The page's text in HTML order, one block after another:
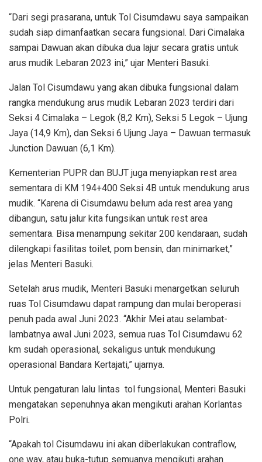
“Dari segi prasarana, untuk Tol Cisumdawu saya sampaikan
sudah siap dimanfaatkan secara fungsional. Dari Cimalaka
sampai Dawuan akan dibuka dua lajur secara gratis untuk
arus mudik Lebaran 2023 ini,” ujar Menteri Basuki.
Jalan Tol Cisumdawu yang akan dibuka fungsional dalam
rangka mendukung arus mudik Lebaran 2023 terdiri dari
Seksi 4 Cimalaka – Legok (8,2 Km), Seksi 5 Legok – Ujung
Jaya (14,9 Km), dan Seksi 6 Ujung Jaya – Dawuan termasuk
Junction Dawuan (6,1 Km).
Kementerian PUPR dan BUJT juga menyiapkan rest area
sementara di KM 194+400 Seksi 4B untuk mendukung arus
mudik. “Karena di Cisumdawu belum ada rest area yang
dibangun, satu jalur kita fungsikan untuk rest area
sementara. Bisa menampung sekitar 200 kendaraan, sudah
dilengkapi fasilitas toilet, pom bensin, dan minimarket,”
jelas Menteri Basuki.
Setelah arus mudik, Menteri Basuki menargetkan seluruh
ruas Tol Cisumdawu dapat rampung dan mulai beroperasi
penuh pada awal Juni 2023. “Akhir Mei atau selambat-
lambatnya awal Juni 2023, semua ruas Tol Cisumdawu 62
km sudah operasional, sekaligus untuk mendukung
operasional Bandara Kertajati,” ujarnya.
Untuk pengaturan lalu lintas tol fungsional, Menteri Basuki
mengatakan sepenuhnya akan mengikuti arahan Korlantas
Polri.
“Apakah tol Cisumdawu ini akan diberlakukan contraflow,
one way, atau buka-tutup semuanya mengikuti arahan